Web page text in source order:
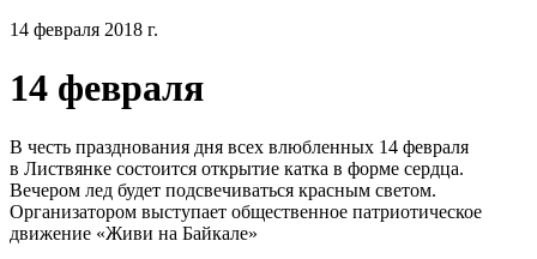
14 февраля 2018 г.
14 февраля
В честь празднования дня всех влюбленных 14 февраля
в Листвянке состоится открытие катка в форме сердца.
Вечером лед будет подсвечиваться красным светом.
Организатором выступает общественное патриотическое
движение «Живи на Байкале»